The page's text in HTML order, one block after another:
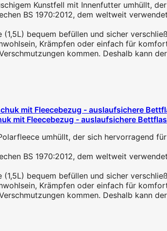
Kunstfell mit Innenfutter umhüllt,
BS 1970:2012, dem weltweit
bequem befüllen und sicher
Krämpfen oder einfach für
kommen. Deshalb kann
mit Fleecebezug - auslaufsichere
umhüllt, der sich hervorragend
BS 1970:2012, dem weltweit
bequem befüllen und sicher
Krämpfen oder einfach für
kommen. Deshalb kann